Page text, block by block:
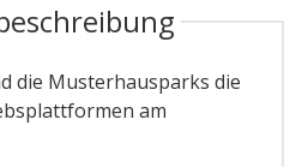
die Musterhausparks die
am